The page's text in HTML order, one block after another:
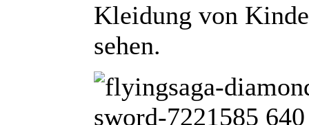
Kleidung von
sehen.